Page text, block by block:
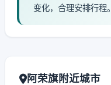
变化，合理安排行程。
阿荣旗附近城市